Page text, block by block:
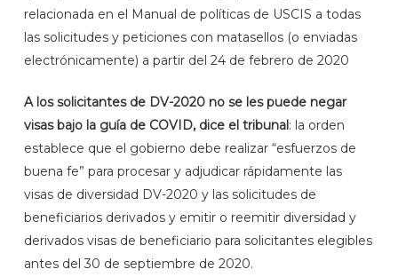
relacionada en el Manual de políticas de USCIS a todas
las solicitudes y peticiones con matasellos (o enviadas
electrónicamente) a partir del 24 de febrero de 2020
A los solicitantes de DV-2020 no se les puede negar
visas bajo la guía de COVID, dice el tribunal: la orden
establece que el gobierno debe realizar “esfuerzos de
buena fe” para procesar y adjudicar rápidamente las
visas de diversidad DV-2020 y las solicitudes de
beneficiarios derivados y emitir o reemitir diversidad y
derivados visas de beneficiario para solicitantes elegibles
antes del 30 de septiembre de 2020.